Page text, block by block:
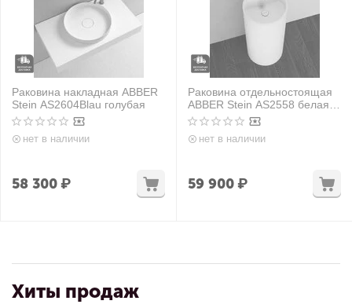
Раковина накладная ABBER
Stein AS2604Blau голубая
нет в наличии
58 300₽
Раковина отдельностоящая
ABBER Stein AS2558 белая
матовая
нет в наличии
59 900₽
Хиты продаж